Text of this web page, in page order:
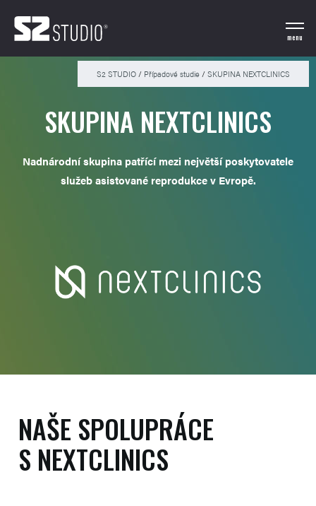
menu
S2 STUDIO / Případové studie / SKUPINA NEXTCLINICS
SKUPINA NEXTCLINICS
Nadnárodní skupina patřící mezi největší poskytovatele
služeb asistované reprodukce v Evropě.
NAŠE SPOLUPRÁCE
S NEXTCLINICS